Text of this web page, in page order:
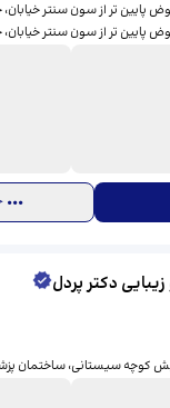
پایین تر از سون سنتر خیابان،
دکتر پردل
نبش کوچه سیستانی، ​ساختمان